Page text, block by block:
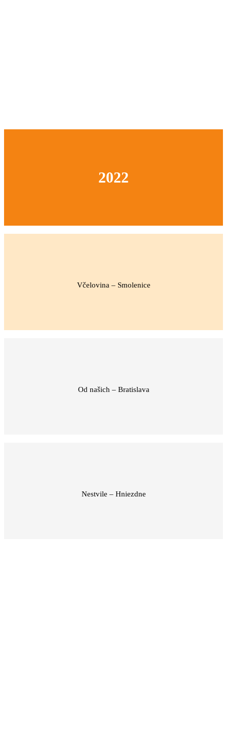
2022
Včelovina – Smolenice
Od našich – Bratislava
Nestvile – Hniezdne